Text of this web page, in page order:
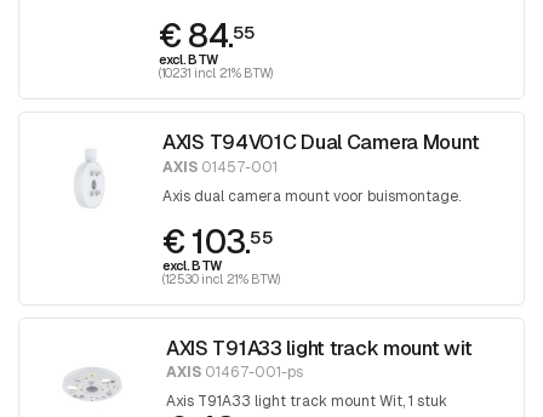
schroevendraaier
€ 84.55
excl. BTW
(102.31 incl. 21% BTW)
AXIS T94V01C Dual Camera Mount
AXIS01457-001
Axis dual camera mount voor buismontage.
€ 103.55
excl. BTW
(125.30 incl. 21% BTW)
AXIS T91A33 light track mount wit
AXIS01467-001-ps
Axis T91A33 light track mount Wit, 1 stuk